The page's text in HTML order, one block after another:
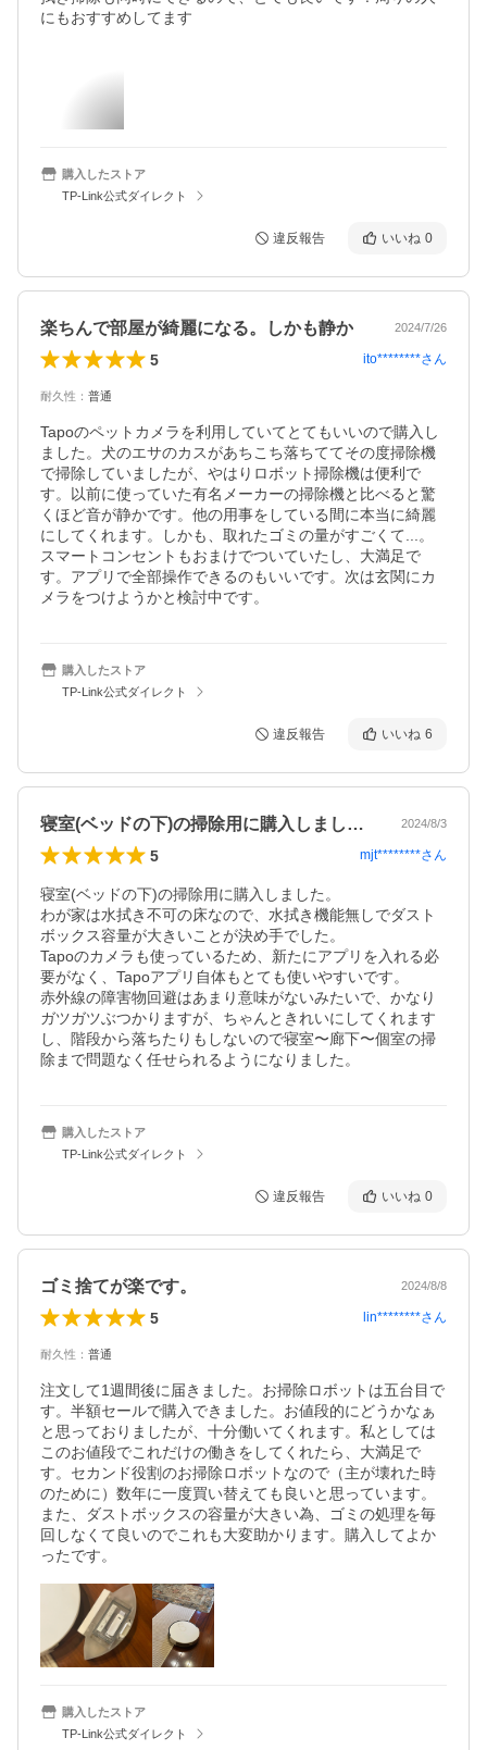
にもおすすめしてます
購入したストア
TP-Link公式ダイレクト
違反報告 いいね 0
楽ちんで部屋が綺麗になる。しかも静か 2024/7/26
5 ito********さん
耐久性 ： 普通
Tapoのペットカメラを利用していてとてもいいので購入し
ました。犬のエサのカスがあちこち落ちててその度掃除機
で掃除していましたが、やはりロボット掃除機は便利で
す。以前に使っていた有名メーカーの掃除機と比べると驚
くほど音が静かです。他の用事をしている間に本当に綺麗
にしてくれます。しかも、取れたゴミの量がすごくて...。
スマートコンセントもおまけでついていたし、大満足で
す。アプリで全部操作できるのもいいです。次は玄関にカ
メラをつけようかと検討中です。
購入したストア
TP-Link公式ダイレクト
違反報告 いいね 6
寝室(ベッドの下)の掃除用に購入しまし… 2024/8/3
5 mjt********さん
寝室(ベッドの下)の掃除用に購入しました。
わが家は水拭き不可の床なので、水拭き機能無しでダスト
ボックス容量が大きいことが決め手でした。
Tapoのカメラも使っているため、新たにアプリを入れる必
要がなく、Tapoアプリ自体もとても使いやすいです。
赤外線の障害物回避はあまり意味がないみたいで、かなり
ガツガツぶつかりますが、ちゃんときれいにしてくれます
し、階段から落ちたりもしないので寝室〜廊下〜個室の掃
除まで問題なく任せられるようになりました。
購入したストア
TP-Link公式ダイレクト
違反報告 いいね 0
ゴミ捨てが楽です。 2024/8/8
5 lin********さん
耐久性 ： 普通
注文して1週間後に届きました。お掃除ロボットは五台目で
す。半額セールで購入できました。お値段的にどうかなぁ
と思っておりましたが、十分働いてくれます。私としては
このお値段でこれだけの働きをしてくれたら、大満足で
す。セカンド役割のお掃除ロボットなので（主が壊れた時
のために）数年に一度買い替えても良いと思っています。
また、ダストボックスの容量が大きい為、ゴミの処理を毎
回しなくて良いのでこれも大変助かります。購入してよか
ったです。
購入したストア
TP-Link公式ダイレクト